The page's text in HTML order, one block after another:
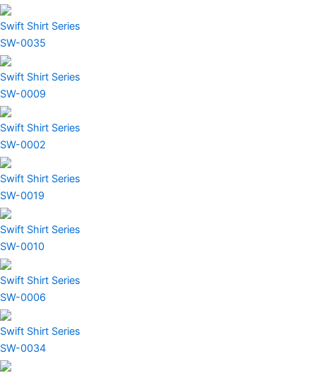
Swift Shirt Series
SW-0035
Swift Shirt Series
SW-0009
Swift Shirt Series
SW-0002
Swift Shirt Series
SW-0019
Swift Shirt Series
SW-0010
Swift Shirt Series
SW-0006
Swift Shirt Series
SW-0034